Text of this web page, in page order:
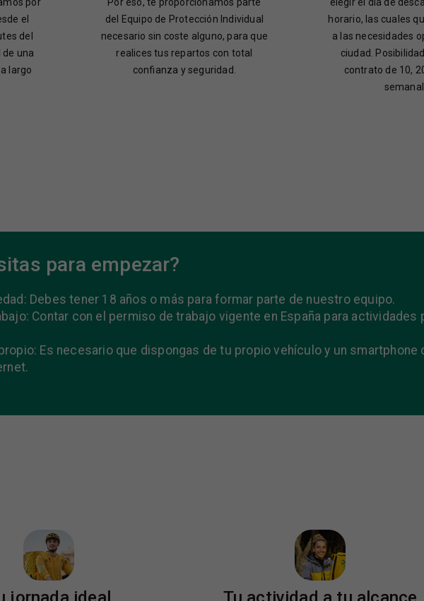
el
del
una
largo
del Equipo de Protección Individual
necesario sin coste alguno, para que
realices tus repartos con total
confianza y seguridad.
horario, las cuales
a las necesidades
ciudad.
contrato de 10,
para empezar?
Debes tener 18 años o más para formar parte de nuestro equipo.
Contar con el permiso de trabajo vigente en España para actividades
Es necesario que dispongas de tu propio vehículo y un smartphone